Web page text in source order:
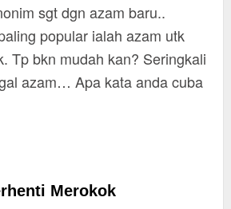
sgt dgn azam baru..
popular ialah azam utk
Tp bkn mudah kan? Seringkali
azam… Apa kata anda cuba
Merokok